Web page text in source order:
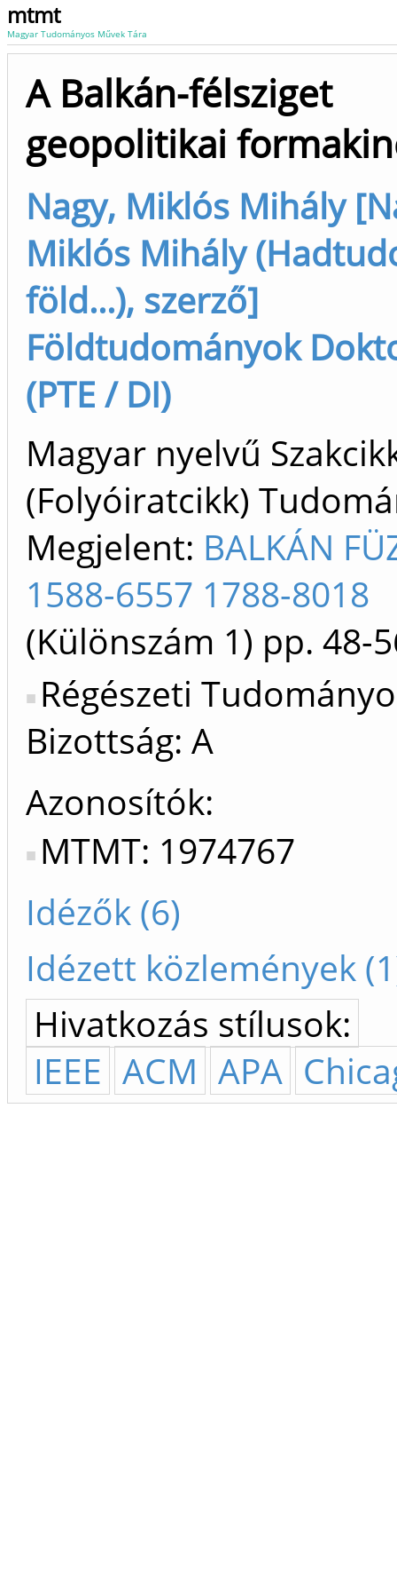
mtmt
Magyar Tudományos Művek Tára
A Balkán-félsziget
geopolitikai
Nagy, Miklós Mihály
Miklós Mihály
föld...), szerző]
Földtudományok
(PTE / DI)
Magyar nyelvű
(Folyóiratcikk)
Megjelent: BALKÁN
1588-6557 1788-8018
(Különszám 1) pp. 48-
Régészeti
Bizottság: A
Azonosítók
MTMT: 1974767
Idézők (6)
Idézett közlemények
Hivatkozás stílusok:
IEEE ACM APA